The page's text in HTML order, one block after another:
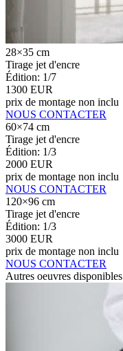
28×35 cm
Tirage jet d'encre
Édition: 1/7
1300 EUR
prix de montage non inclu
NOUS CONTACTER
60×74 cm
Tirage jet d'encre
Édition: 1/3
2000 EUR
prix de montage non inclu
NOUS CONTACTER
120×96 cm
Tirage jet d'encre
Édition: 1/3
3000 EUR
prix de montage non inclu
NOUS CONTACTER
Autres oeuvres disponibles